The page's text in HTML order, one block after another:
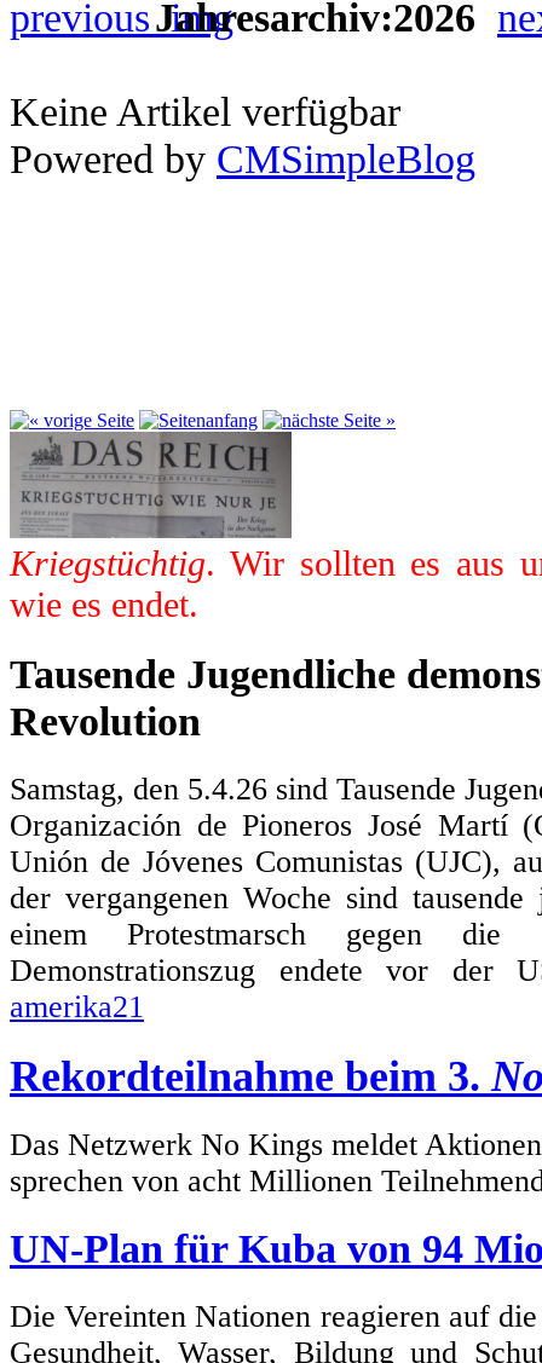
Jahresarchiv:2026
Keine Artikel verfügbar
Powered by CMSimpleBlog
Kriegstüchtig. Wir sollten es aus
wie es endet.
Tausende Jugendliche
Revolution
Samstag, den 5.4.26 sind Tausende
Organización de Pioneros José Martí
Unión de Jóvenes Comunistas (UJC),
der vergangenen Woche sind
einem Protestmarsch gegen
Demonstrationszug endete vor der
amerika21
Rekordteilnahme beim 3.
Das Netzwerk No Kings meldet
sprechen von acht Millionen
UN-Plan für Kuba von 94
Die Vereinten Nationen reagieren auf
Gesundheit, Wasser, Bildung und